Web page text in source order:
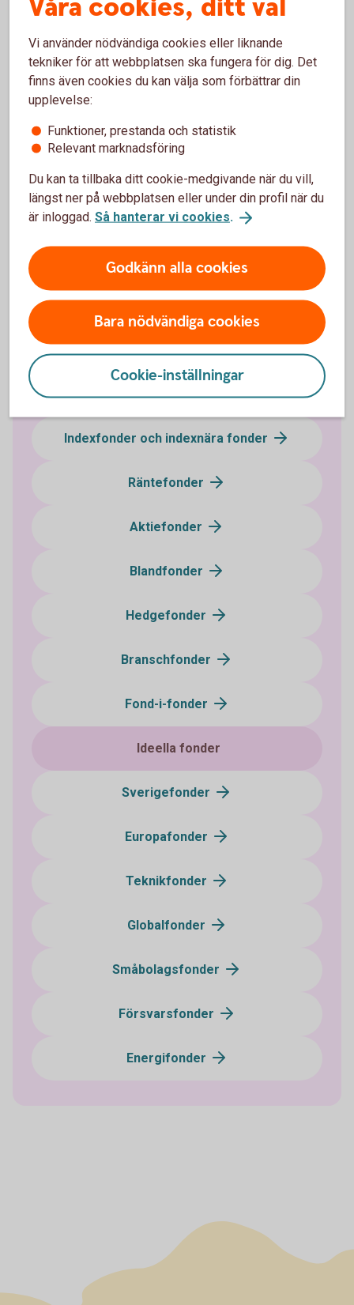
2 procent av ditt sparande går till välgörande
ändamål.
Du väljer själv vilken organisation du vill stödja.
Mer information
Fonder - börja
fondspara
Fondtyper
Aktivt förvaltade fonder
Indexfonder och indexnära fonder
Räntefonder
Aktiefonder
Blandfonder
Hedgefonder
Branschfonder
Fond-i-fonder
Ideella fonder
Sverigefonder
Europafonder
Teknikfonder
Globalfonder
Småbolagsfonder
Försvarsfonder
Energifonder
Våra cookies, ditt val
Vi använder nödvändiga cookies eller liknande
tekniker för att webbplatsen ska fungera för dig. Det
finns även cookies du kan välja som förbättrar din
upplevelse:
Funktioner, prestanda och statistik
Relevant marknadsföring
Du kan ta tillbaka ditt cookie-medgivande när du vill,
längst ner på webbplatsen eller under din profil när du
är inloggad. Så hanterar vi cookies.
Godkänn alla cookies
Bara nödvändiga cookies
Cookie-inställningar